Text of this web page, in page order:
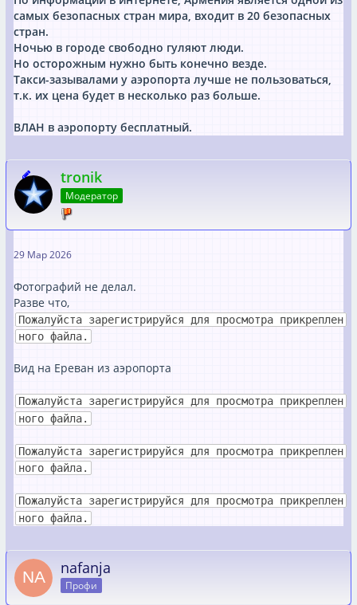
самых безопасных стран мира, входит в 20 безопасных
стран.
Ночью в городе свободно гуляют люди.
Но осторожным нужно быть конечно везде.
Такси-зазывалами у аэропорта лучше не пользоваться,
т.к. их цена будет в несколько раз больше.
ВЛАН в аэропорту бесплатный.
tronik
Модератор
29 Мар 2026
Фотографий не делал.
Разве что,
Пожалуйста зарегистрируйся для просмотра прикреплен
ного файла.
Вид на Ереван из аэропорта
Пожалуйста зарегистрируйся для просмотра прикреплен
ного файла.
Пожалуйста зарегистрируйся для просмотра прикреплен
ного файла.
Пожалуйста зарегистрируйся для просмотра прикреплен
ного файла.
nafanja
Профи